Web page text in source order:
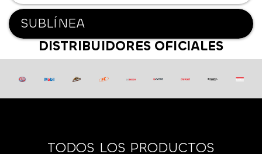
REFRIGERACIÓN
SISTEMA DE FRENOS
SISTEMA DE SUSPENSIÓN
TRANSMISIÓN Y POTENCIA
FERRETERÍA
SUBLÍNEA
DISTRIBUIDORES OFICIALES
TODOS LOS PRODUCTOS